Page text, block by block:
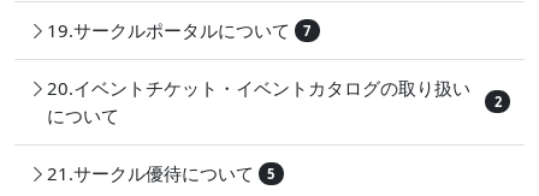
19.サークルポータルについて 7
20.イベントチケット・イベントカタログの取り扱い
について
2
21.サークル優待について 5